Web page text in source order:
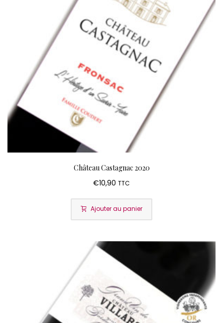
Château Castagnac 2020
€10,90 TTC
Ajouter au panier